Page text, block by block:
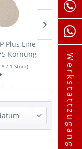
Plus Line
Körnung
* / 1 Stück)
Indasa
Inhalt50
Werkstattzugang